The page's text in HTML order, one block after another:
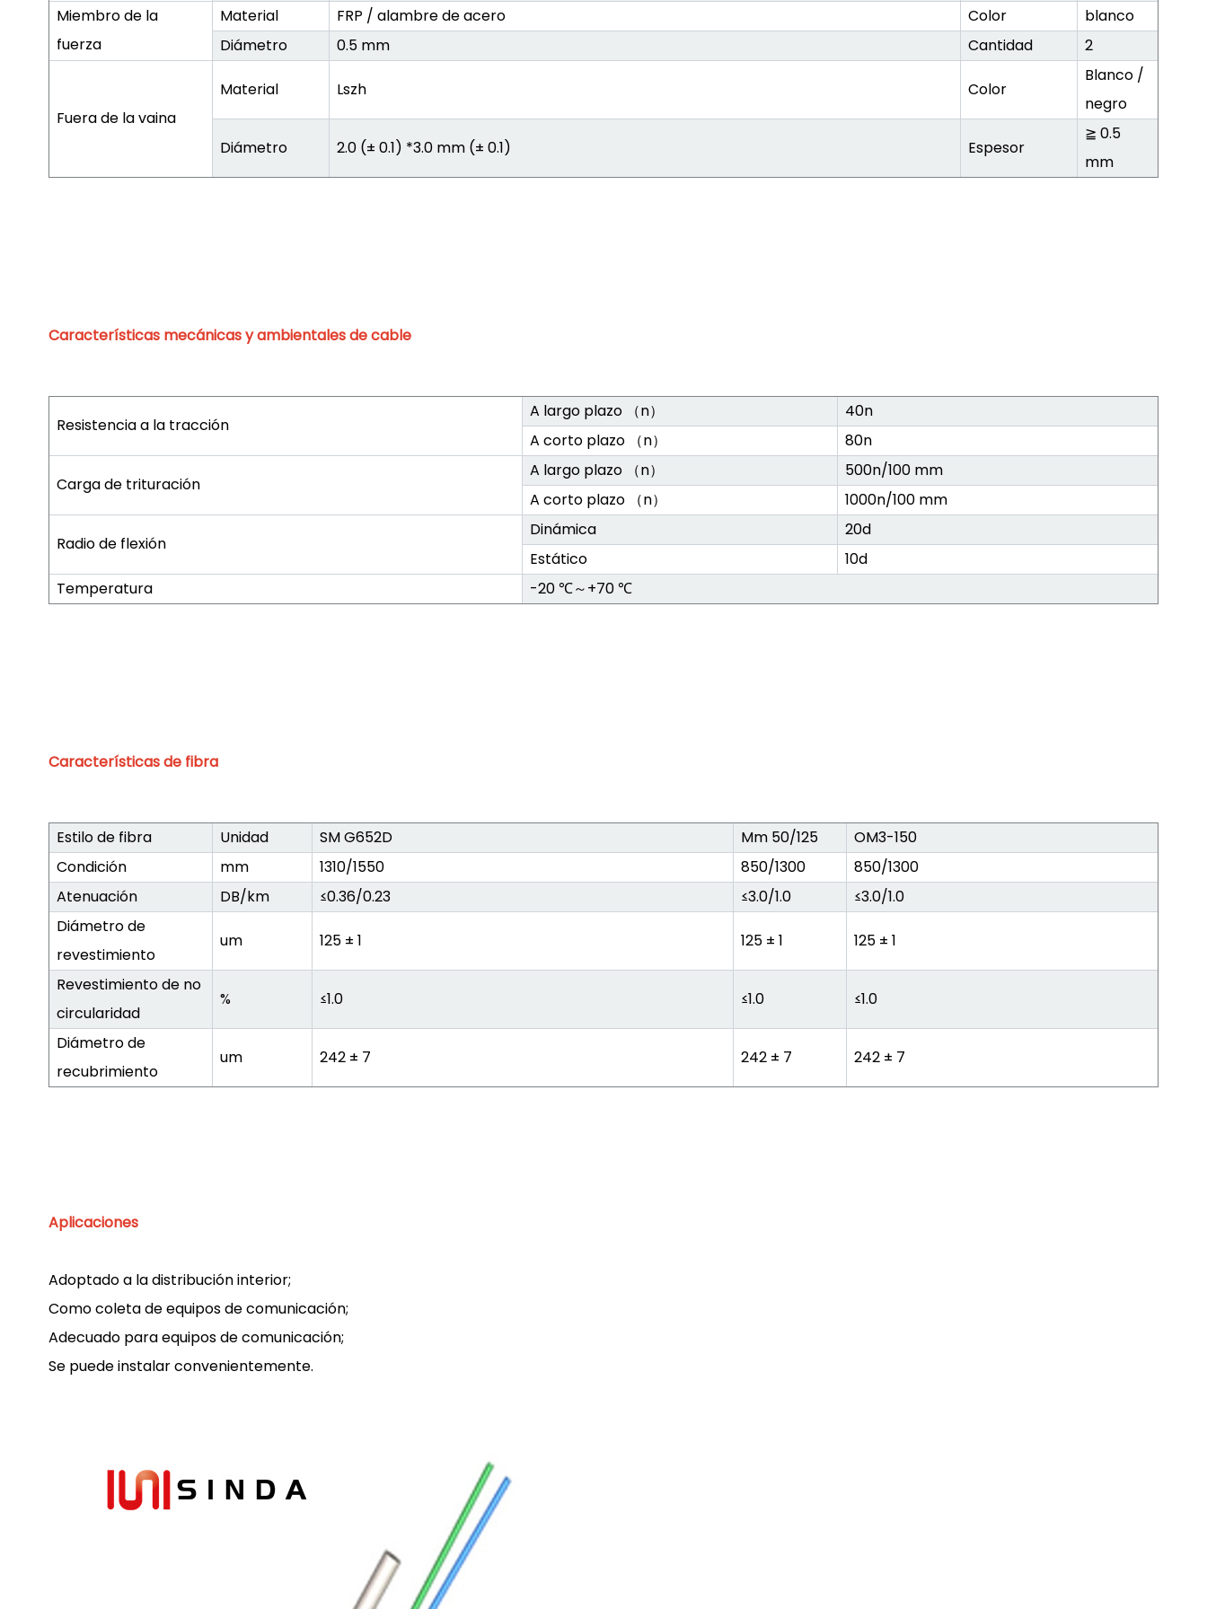
Miembro de la
fuerza
Material FRP / alambre de acero Color
blanco
Diámetro
0.5 mm Cantidad 2
Fuera de la vaina
Material Lszh Color
Blanco /
negro
Diámetro 2.0 (± 0.1) *3.0 mm (± 0.1) Espesor
≧ 0.5
mm
Características mecánicas y ambientales de cable
Resistencia a la tracción
A largo plazo （n）
40n
A corto plazo （n）
80n
Carga de trituración
A largo plazo （n）
500n/100 mm
A corto plazo （n）
1000n/100 mm
Radio de flexión
Dinámica
20d
Estático
10d
Temperatura
-20 ℃～+70 ℃
Características de fibra
Estilo de fibra Unidad SM G652D Mm 50/125
OM3-150
Condición
mm 1310/1550 850/1300
850/1300
Atenuación
DB/km ≤0.36/0.23 ≤3.0/1.0
≤3.0/1.0
Diámetro de
revestimiento
um 125 ± 1 125 ± 1 125 ± 1
Revestimiento de no
circularidad
% ≤1.0 ≤1.0 ≤1.0
Diámetro de
recubrimiento
um 242 ± 7 242 ± 7 242 ± 7
Aplicaciones
Adoptado a la distribución interior;
Como coleta de equipos de comunicación;
Adecuado para equipos de comunicación;
Se puede instalar convenientemente.